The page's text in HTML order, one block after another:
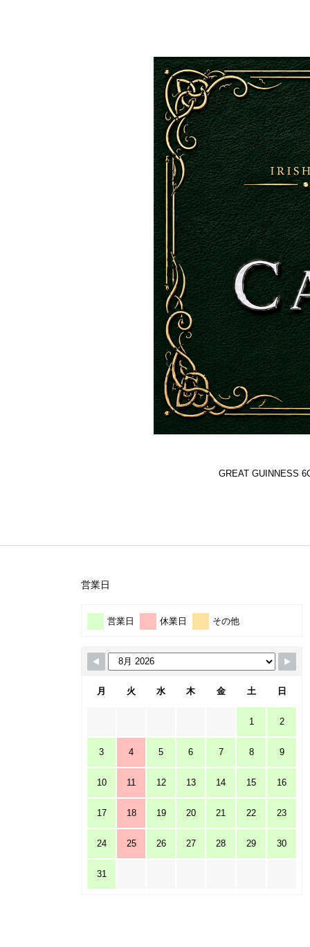
GREAT GUINNESS
営業日
営業日 休業日 その他
月 火 水 木 金 土 日
1 2
3 4 5 6 7 8 9
10 11 12 13 14 15 16
17 18 19 20 21 22 23
24 25 26 27 28 29 30
31